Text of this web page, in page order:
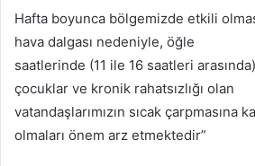
Hafta boyunca bölgemizde etkili
hava dalgası nedeniyle, öğle
saatlerinde (11 ile 16 saatleri
çocuklar ve kronik rahatsızlığı olan
vatandaşlarımızın sıcak çarpmasına
olmaları önem arz etmektedir”